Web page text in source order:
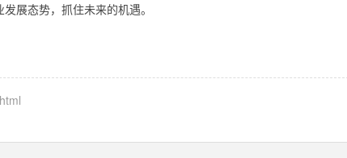
展态势，抓住未来的机遇。